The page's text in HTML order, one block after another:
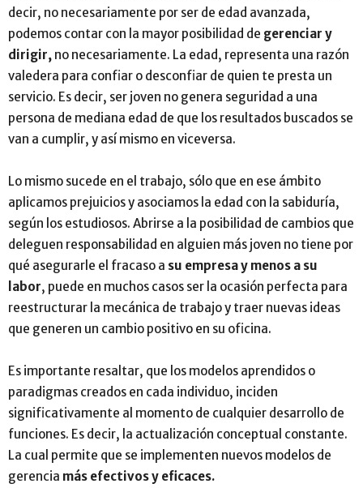
decir, no necesariamente por ser de edad avanzada,
podemos contar con la mayor posibilidad de gerenciar y
dirigir, no necesariamente. La edad, representa una razón
valedera para confiar o desconfiar de quien te presta un
servicio. Es decir, ser joven no genera seguridad a una
persona de mediana edad de que los resultados buscados se
van a cumplir, y así mismo en viceversa.
Lo mismo sucede en el trabajo, sólo que en ese ámbito
aplicamos prejuicios y asociamos la edad con la sabiduría,
según los estudiosos. Abrirse a la posibilidad de cambios que
deleguen responsabilidad en alguien más joven no tiene por
qué asegurarle el fracaso a su empresa y menos a su
labor, puede en muchos casos ser la ocasión perfecta para
reestructurar la mecánica de trabajo y traer nuevas ideas
que generen un cambio positivo en su oficina.
Es importante resaltar, que los modelos aprendidos o
paradigmas creados en cada individuo, inciden
significativamente al momento de cualquier desarrollo de
funciones. Es decir, la actualización conceptual constante.
La cual permite que se implementen nuevos modelos de
gerencia más efectivos y eficaces.